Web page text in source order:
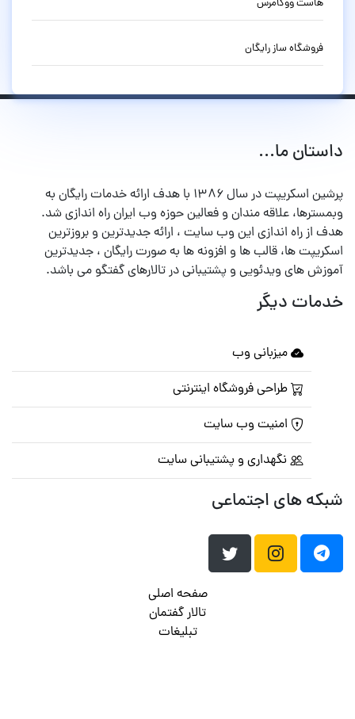
هاست ووکامرس
فروشگاه ساز رایگان
داستان ما...
پرشین اسکریپت در سال ۱۳۸۶ با هدف ارائه خدمات رایگان به
وبمسترها، علاقه مندان و فعالین حوزه وب ایران راه اندازی شد.
هدف از راه اندازی این وب سایت ، ارائه جدیدترین و بروزترین
اسکریپت ها، قالب ها و افزونه ها به صورت رایگان ، جدیدترین
آموزش های ویدئویی و پشتیبانی در تالارهای گفتگو می باشد.
خدمات دیگر
میزبانی وب
طراحی فروشگاه اینترنتی
امنیت وب سایت
نگهداری و پشتیبانی سایت
شبکه های اجتماعی
صفحه اصلی
تالار گفتمان
تبلیغات